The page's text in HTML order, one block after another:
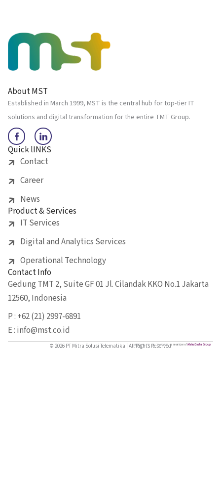
About MST
Established in March 1999, MST is the central hub for top-tier IT
solutions and digital transformation for the entire TMT Group.
Quick lINKS
Contact
Career
News
Product & Services
IT Services
Digital and Analytics Services
Operational Technology
Contact Info
Gedung TMT 2, Suite GF 01 Jl. Cilandak KKO No.1 Jakarta
12560, Indonesia
P : +62 (21) 2997-6891
E : info@mst.co.id
© 2026 PT Mitra Solusi Telematika | All Rights Reserved